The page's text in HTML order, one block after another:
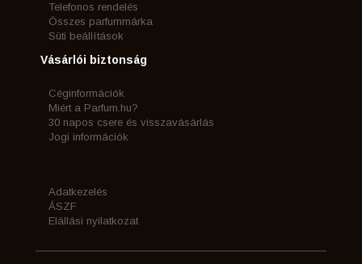
Telefonos rendelés
Összes parfummárka
Süti beállítások
Vásárlói biztonság
Céginformációk
Miért a Parfum.hu?
30 napos csere és visszavásárlás
Jogi információk
Adatkezelés
ÁSZF
Elállási nyilatkozat